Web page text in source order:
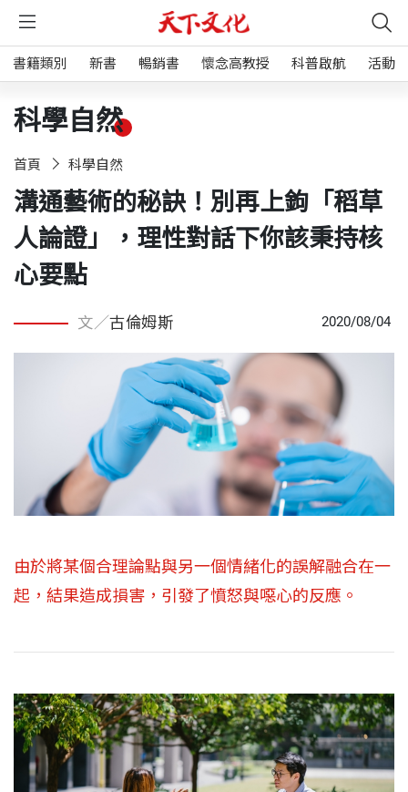
書籍類別 新書 暢銷書 懷念高教授 科普啟航 活動
科學自然
首頁 科學自然
溝通藝術的秘訣！別再上鉤「稻草
人論證」，理性對話下你該秉持核
心要點
文／古倫姆斯 2020/08/04
由於將某個合理論點與另一個情緒化的誤解融合在一
起，結果造成損害，引發了憤怒與噁心的反應。